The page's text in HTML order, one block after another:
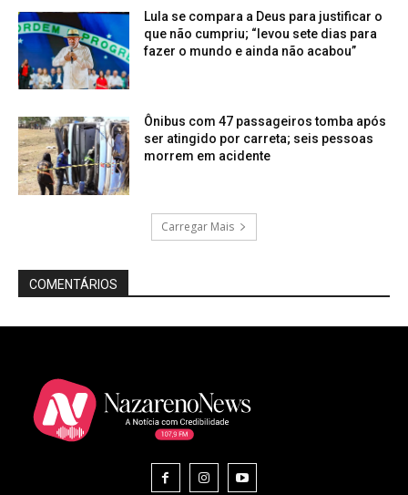
Lula se compara a Deus para justificar o
que não cumpriu; “levou sete dias para
fazer o mundo e ainda não acabou”
Ônibus com 47 passageiros tomba após
ser atingido por carreta; seis pessoas
morrem em acidente
Carregar Mais
COMENTÁRIOS